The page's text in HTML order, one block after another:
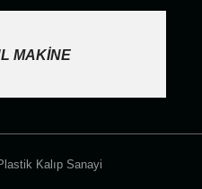
MAKİNE
Kalıp Sanayi